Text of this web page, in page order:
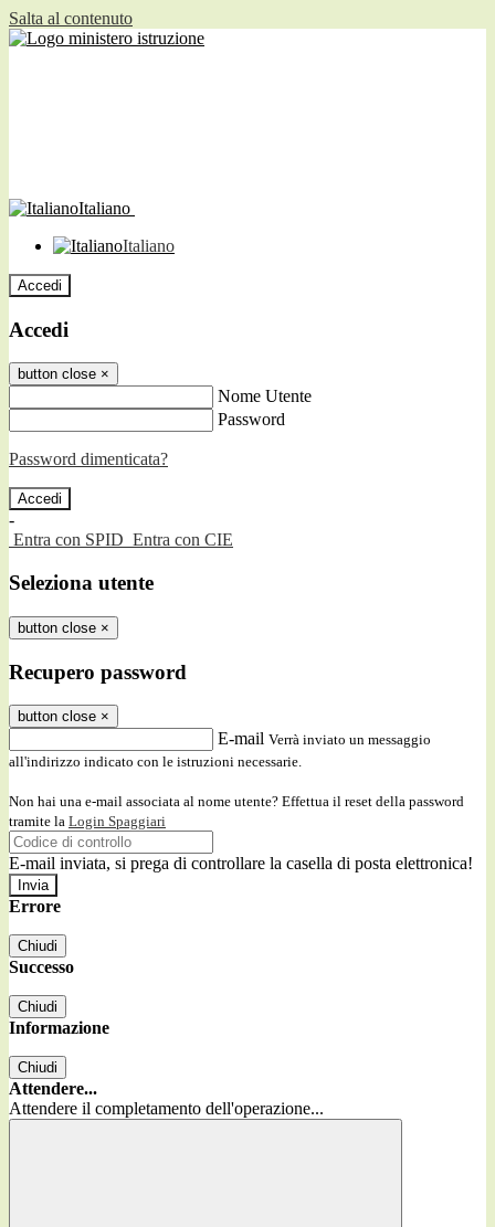
Salta al contenuto
Italiano
Italiano
Accedi
Accedi
button close ×
Nome Utente
Password
Password dimenticata?
-
Entra con SPID Entra con CIE
Seleziona utente
button close ×
Recupero password
button close ×
E-mail Verrà inviato un messaggio
all'indirizzo indicato con le istruzioni necessarie.
Non hai una e-mail associata al nome utente? Effettua il reset della password
tramite la Login Spaggiari
E-mail inviata, si prega di controllare la casella di posta elettronica!
Errore
Chiudi
Successo
Chiudi
Informazione
Chiudi
Attendere...
Attendere il completamento dell'operazione...